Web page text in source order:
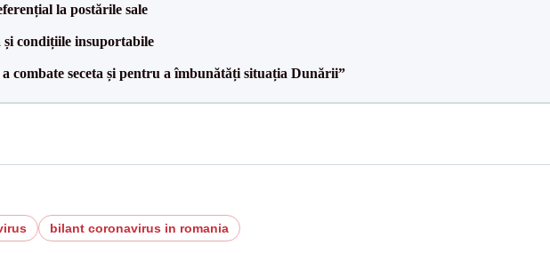
la postările sale
condițiile insuportabile
combate seceta și pentru a îmbunătăți situația Dunării”
bilant coronavirus in romania